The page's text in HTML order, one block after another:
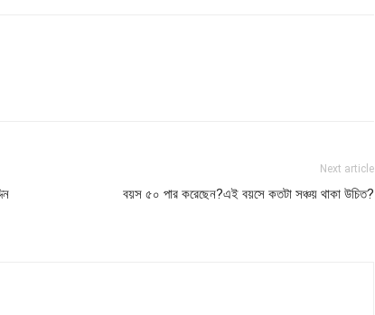
Next article
বয়স ৫০ পার করেছেন?এই বয়সে কতটা সঞ্চয় থাকা উচিত?